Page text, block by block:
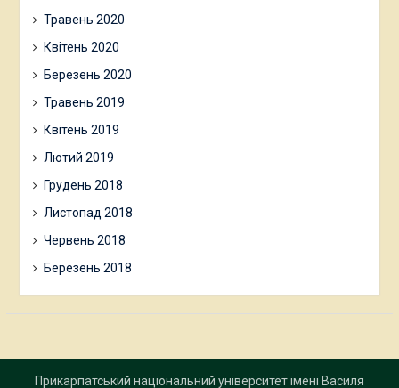
Травень 2020
Квітень 2020
Березень 2020
Травень 2019
Квітень 2019
Лютий 2019
Грудень 2018
Листопад 2018
Червень 2018
Березень 2018
Прикарпатський національний університет імені Василя